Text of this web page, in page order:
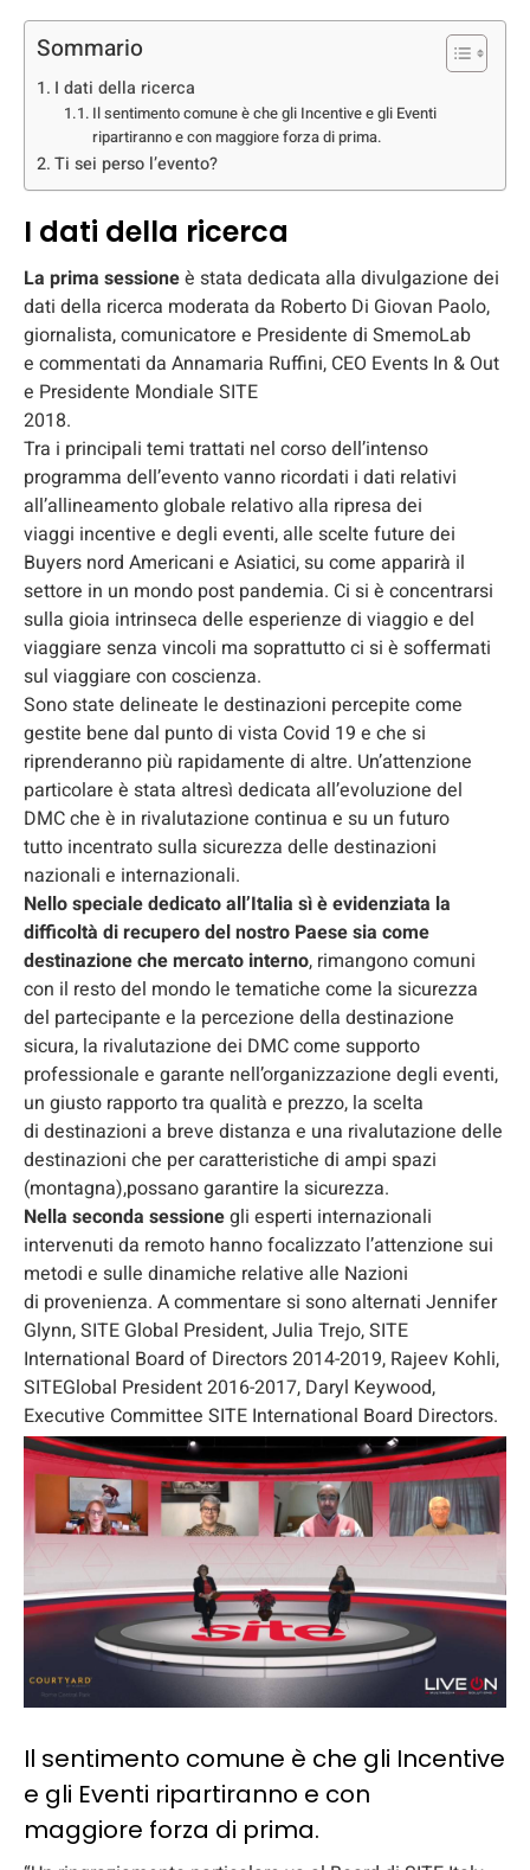
Sommario
I dati della ricerca
Il sentimento comune è che gli Incentive e gli Eventi
ripartiranno e con maggiore forza di prima.
Ti sei perso l’evento?
I dati della ricerca
La prima sessioneè stata dedicata alla divulgazione dei
dati della ricerca moderata da Roberto Di Giovan Paolo,
giornalista, comunicatore e Presidente di SmemoLab
e commentati da Annamaria Ruffini, CEO Events In & Out
e Presidente Mondiale SITE
2018.
Tra i principali temi trattati nel corso dell’intenso
programma dell’evento vanno ricordati i dati relativi
all’allineamento globale relativo alla ripresa dei
viaggi incentive e degli eventi, alle scelte future dei
Buyers nord Americani e Asiatici, su come apparirà il
settore in un mondo post pandemia. Ci si è concentrarsi
sulla gioia intrinseca delle esperienze di viaggio e del
viaggiare senza vincoli ma soprattutto ci si è soffermati
sul viaggiare con coscienza.
Sono state delineate le destinazioni percepite come
gestite bene dal punto di vista Covid 19 e che si
riprenderanno più rapidamente di altre. Un’attenzione
particolare è stata altresì dedicata all’evoluzione del
DMC che è in rivalutazione continua e su un futuro
tutto incentrato sulla sicurezza delle destinazioni
nazionali e internazionali.
Nello speciale dedicato all’Italia sì è evidenziata la
difficoltà di recupero del nostro Paese sia come
destinazione che mercato interno, rimangono comuni
con il resto del mondo le tematiche come la sicurezza
del partecipante e la percezione della destinazione
sicura, la rivalutazione dei DMC come supporto
professionale e garante nell’organizzazione degli eventi,
un giusto rapporto tra qualità e prezzo, la scelta
di destinazioni a breve distanza e una rivalutazione delle
destinazioni che per caratteristiche di ampi spazi
(montagna),possano garantire la sicurezza.
Nella seconda sessionegli esperti internazionali
intervenuti da remoto hanno focalizzato l’attenzione sui
metodi e sulle dinamiche relative alle Nazioni
di provenienza. A commentare si sono alternati Jennifer
Glynn, SITE Global President, Julia Trejo, SITE
International Board of Directors 2014-2019, Rajeev Kohli,
SITEGlobal President 2016-2017, Daryl Keywood,
Executive Committee SITE International Board Directors.
Il sentimento comune è che gli Incentive
e gli Eventi ripartiranno e con
maggiore forza di prima.